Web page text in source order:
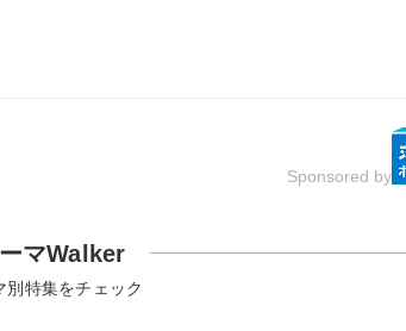
Sponsored by
マWalker
別特集をチェック